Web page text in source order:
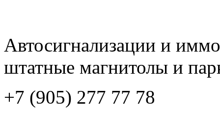
Автосигнализации и
штатные магнитолы и
+7 (905) 277 77 78